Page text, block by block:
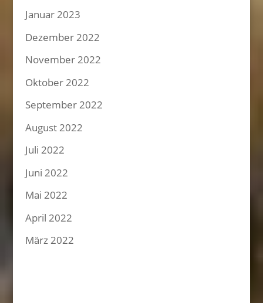
Januar 2023
Dezember 2022
November 2022
Oktober 2022
September 2022
August 2022
Juli 2022
Juni 2022
Mai 2022
April 2022
März 2022